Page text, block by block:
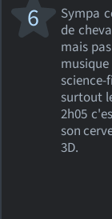
Sympa
de
mais
surtout
2h05
son
3D.
6